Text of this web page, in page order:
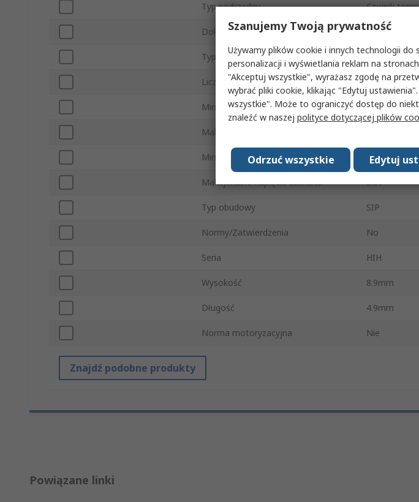
Typ podrzędny Czujnik
Dokładność ±3 %
Typ montażu Otwór
Liczba styków 4
Minimalna temperatura robocza -40°C
Maksymalna temperatura robocza
Minimalne napięcie zasilania 2.3V
Maksymalne napięcie zasilania 5.5V
Typ obudowy SIP
Normy/Zatwierdzenia No
Seria HIH
Wysokość 8.9mm
Długość 4.9mm
Norma motoryzacyjna Nie
Znajdź podobne produkty
Powiązane linki
Szanujemy Twoją prywatność
Używamy plików cookie i innych technologii
personalizacji i wyświetlania reklam na
"Akceptuj wszystkie", wyrażasz zgodę na
wybrać pliki cookie, klikając "Edytuj
wszystkie". Może to ograniczyć dostęp do
znaleźć w naszej polityce dotyczącej plików
Edytuj
Odrzuć wszystkie